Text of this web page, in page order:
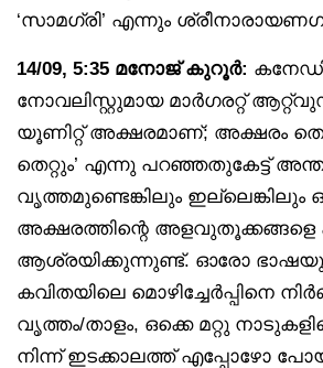
‘സാമഗ്രി’ എന്നും
14/09, 5:35 മനോജ് കുറൂർ:
നോവലിസ്റ്റുമായ മാർഗരറ്റ്
യൂണിറ്റ് അക്ഷരമാണ്; അക്ഷരം
തെറ്റും’ എന്നു പറഞ്ഞതുകേട്ട്
വൃത്തമുണ്ടെങ്കിലും ഇല്ലെങ്കിലും
അക്ഷരത്തിന്റെ അളവുതൂക്കങ്ങളെ
ആശ്രയിക്കുന്നുണ്ട്. ഓരോ
കവിതയിലെ മൊഴിച്ചേർപ്പിനെ
വൃത്തം/താളം, ഒക്കെ മറ്റു
നിന്ന് ഇടക്കാലത്ത് എപ്പോഴോ